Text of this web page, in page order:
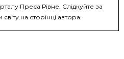
Преса Рівне. Слідкуйте за
на сторінці автора.